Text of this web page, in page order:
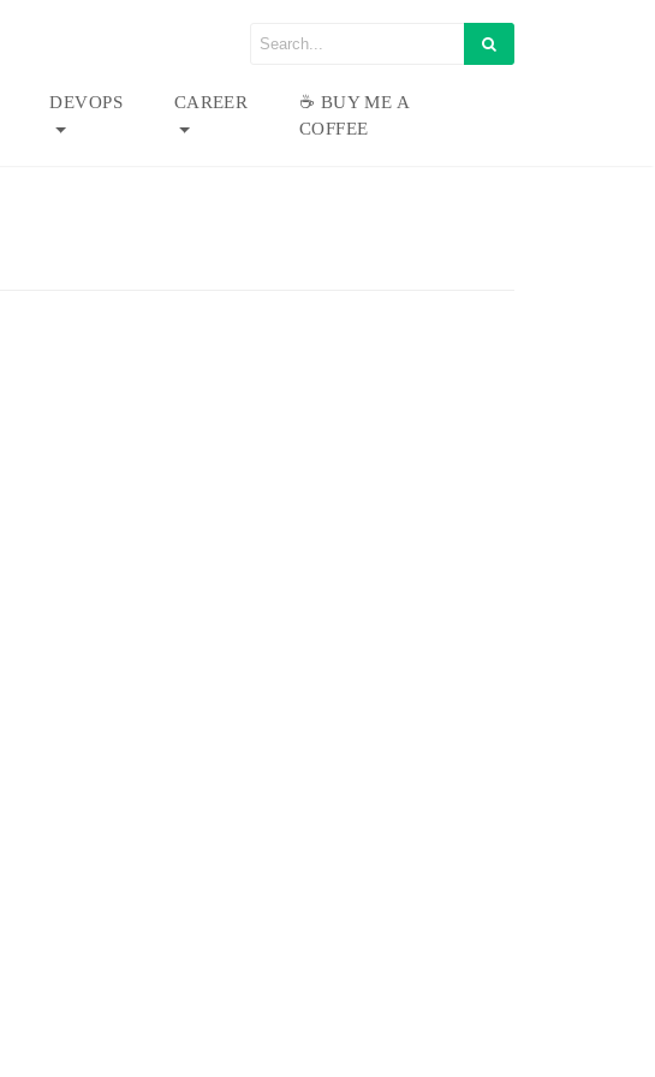
DEVOPS CAREER
☕ BUY ME A
COFFEE